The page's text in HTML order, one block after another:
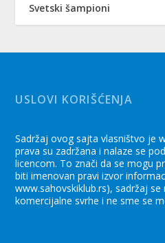
Svetski šampioni
USLOVI KORIŠĆENJA
Sadržaj ovog sajta vlasništvo je
prava su zadržana i nalaze se
licencom. To znači da se mogu
biti imenovan pravi izvor
www.sahovskiklub.rs), sadržaj
komercijalne svrhe i ne sme se